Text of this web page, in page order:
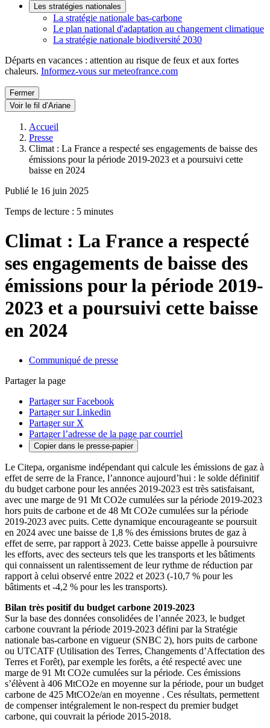
Les stratégies nationales
La stratégie nationale bas-carbone
Le plan national d'adaptation au changement climatique
La stratégie nationale biodiversité 2030
Départs en vacances : attention au risque de feux et aux fortes
chaleurs. Informez-vous sur meteofrance.com
Fermer
Voir le fil d’Ariane
Accueil
Presse
Climat : La France a respecté ses engagements de baisse des
émissions pour la période 2019-2023 et a poursuivi cette
baisse en 2024
Publié le 16 juin 2025
Temps de lecture : 5 minutes
Climat : La France a respecté
ses engagements de baisse des
émissions pour la période 2019-
2023 et a poursuivi cette baisse
en 2024
Communiqué de presse
Partager la page
Partager sur Facebook
Partager sur Linkedin
Partager sur X
Partager l’adresse de la page par courriel
Copier dans le presse-papier
Le Citepa, organisme indépendant qui calcule les émissions de gaz à
effet de serre de la France, l’annonce aujourd’hui : le solde définitif
du budget carbone pour les années 2019-2023 est très satisfaisant,
avec une marge de 91 Mt CO2e cumulées sur la période 2019-2023
hors puits de carbone et de 48 Mt CO2e cumulées sur la période
2019-2023 avec puits. Cette dynamique encourageante se poursuit
en 2024 avec une baisse de 1,8 % des émissions brutes de gaz à
effet de serre, par rapport à 2023. Cette baisse appelle à poursuivre
les efforts, avec des secteurs tels que les transports et les bâtiments
qui connaissent un ralentissement de leur rythme de réduction par
rapport à celui observé entre 2022 et 2023 (-10,7 % pour les
bâtiments et -4,2 % pour les les transports).
Bilan très positif du budget carbone 2019-2023
Sur la base des données consolidées de l’année 2023, le budget
carbone couvrant la période 2019-2023 défini par la Stratégie
nationale bas-carbone en vigueur (SNBC 2), hors puits de carbone
ou UTCATF (Utilisation des Terres, Changements d’Affectation des
Terres et Forêt), par exemple les forêts, a été respecté avec une
marge de 91 Mt CO2e cumulées sur la période. Ces émissions
s’élèvent à 406 MtCO2e en moyenne sur la période, pour un budget
carbone de 425 MtCO2e/an en moyenne . Ces résultats, permettent
de compenser intégralement le non-respect du premier budget
carbone, qui couvrait la période 2015-2018.